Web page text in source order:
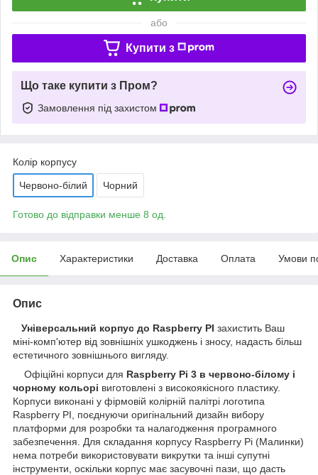
або
Купити з
Що таке купити з Пром?
Замовлення під захистом
Колір корпусу
Червоно-білий Чорний
Готово до відправки менше 8 од.
Опис Характеристики Доставка Оплата Умови
Опис
Універсальний корпус до Raspberry PI захистить Ваш
міні-комп'ютер від зовнішніх ушкоджень і зносу, надасть більш
естетичного зовнішнього вигляду.
Офіційні корпуси для Raspberry Pi 3 в червоно-білому і
чорному кольорі виготовлені з високоякісного пластику.
Корпуси виконані у фірмовій колірній палітрі логотипа
Raspberry PI, поєднуючи оригінальний дизайн вибору
платформи для розробки та налагодження програмного
забезпечення. Для складання корпусу Raspberry Pi (Малинки)
нема потреби використовувати викрутки та інші супутні
інструменти, оскільки корпус має засувочні пази, що дасть